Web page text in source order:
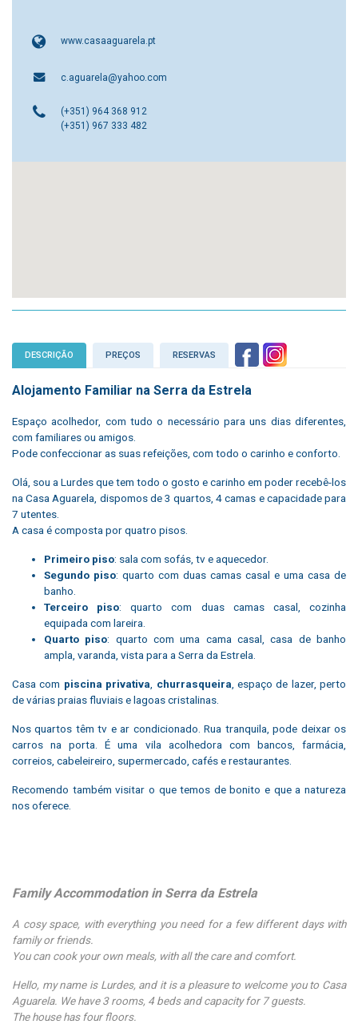
www.casaaguarela.pt
c.aguarela@yahoo.com
(+351) 964 368 912
(+351) 967 333 482
DESCRIÇÃO PREÇOS RESERVAS
Alojamento Familiar na Serra da Estrela
Espaço acolhedor, com tudo o necessário para uns dias diferentes,
com familiares ou amigos.
Pode confeccionar as suas refeições, com todo o carinho e conforto.
Olá, sou a Lurdes que tem todo o gosto e carinho em poder recebê-los
na Casa Aguarela, dispomos de 3 quartos, 4 camas e capacidade para
7 utentes.
A casa é composta por quatro pisos.
Primeiro piso: sala com sofás, tv e aquecedor.
Segundo piso: quarto com duas camas casal e uma casa de
banho.
Terceiro piso: quarto com duas camas casal, cozinha
equipada com lareira.
Quarto piso: quarto com uma cama casal, casa de banho
ampla, varanda, vista para a Serra da Estrela.
Casa com piscina privativa churrasqueira , espaço de lazer, perto
de várias praias fluviais e lagoas cristalinas.
Nos quartos têm tv e ar condicionado. Rua tranquila, pode deixar os
carros na porta. É uma vila acolhedora com bancos, farmácia,
correios, cabeleireiro, supermercado, cafés e restaurantes.
Recomendo também visitar o que temos de bonito e que a natureza
nos oferece.
Family Accommodation in Serra da Estrela
A cosy space, with everything you need for a few different days with
family or friends.
You can cook your own meals, with all the care and comfort.
Hello, my name is Lurdes, and it is a pleasure to welcome you to Casa
Aguarela. We have 3 rooms, 4 beds and capacity for 7 guests.
The house has four floors.